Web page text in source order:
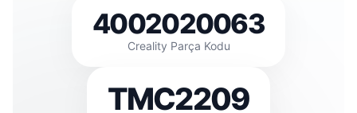
4002020063
Creality Parça Kodu
TMC2209